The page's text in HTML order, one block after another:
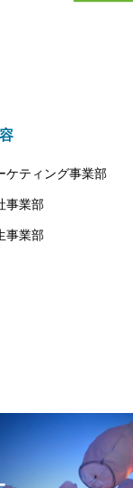
ケティング事業部
事業部
事業部